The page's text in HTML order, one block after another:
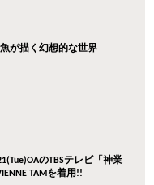
魚が描く幻想的な世界
のTBSテレビ「神業
TAMを着用!!